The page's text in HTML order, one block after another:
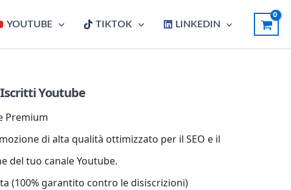
YOUTUBE TIKTOK LINKEDIN
Youtube
Premium
di alta qualità ottimizzato per il SEO e il
del tuo canale Youtube.
(100% garantito contro le disiscrizioni)